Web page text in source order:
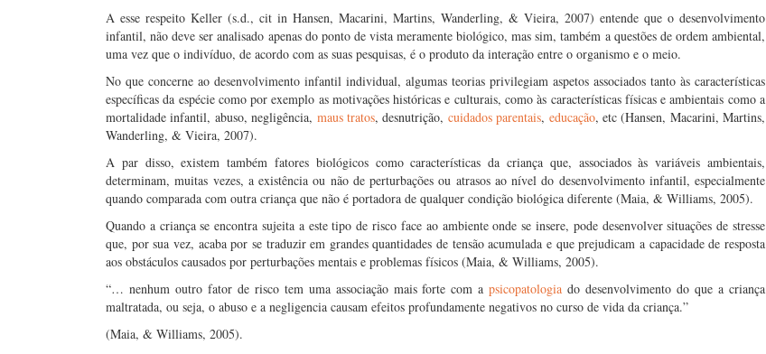
A esse respeito Keller (s.d., cit in Hansen, Macarini, Martins, Wanderling, & Vieira, 2007) entende que o desenvolvimento
infantil, não deve ser analisado apenas do ponto de vista meramente biológico, mas sim, também a questões de ordem ambiental,
uma vez que o indivíduo, de acordo com as suas pesquisas, é o produto da interação entre o organismo e o meio.
No que concerne ao desenvolvimento infantil individual, algumas teorias privilegiam aspetos associados tanto às características
específicas da espécie como por exemplo as motivações históricas e culturais, como às características físicas e ambientais como a
mortalidade infantil, abuso, negligência, maus tratos, desnutrição, cuidados parentais, educação, etc (Hansen, Macarini, Martins,
Wanderling, & Vieira, 2007).
A par disso, existem também fatores biológicos como características da criança que, associados às variáveis ambientais,
determinam, muitas vezes, a existência ou não de perturbações ou atrasos ao nível do desenvolvimento infantil, especialmente
quando comparada com outra criança que não é portadora de qualquer condição biológica diferente (Maia, & Williams, 2005).
Quando a criança se encontra sujeita a este tipo de risco face ao ambiente onde se insere, pode desenvolver situações de stresse
que, por sua vez, acaba por se traduzir em grandes quantidades de tensão acumulada e que prejudicam a capacidade de resposta
aos obstáculos causados por perturbações mentais e problemas físicos (Maia, & Williams, 2005).
“… nenhum outro fator de risco tem uma associação mais forte com apsicopatologia do desenvolvimento do que a criança
maltratada, ou seja, o abuso e a negligencia causam efeitos profundamente negativos no curso de vida da criança.”
(Maia, & Williams, 2005).